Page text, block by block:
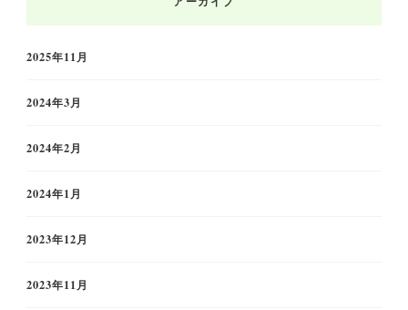
2025年11月
2024年3月
2024年2月
2024年1月
2023年12月
2023年11月